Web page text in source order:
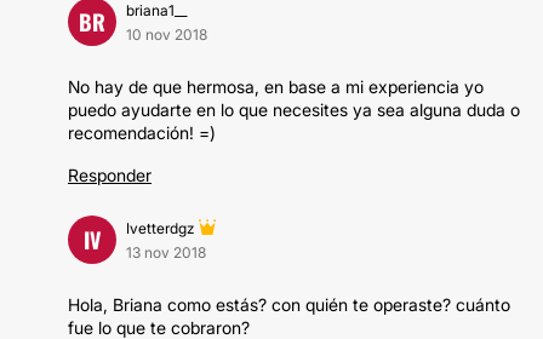
BR
briana1__
10 nov 2018
No hay de que hermosa, en base a mi experiencia yo
puedo ayudarte en lo que necesites ya sea alguna duda o
recomendación! =)
Responder
IV
Ivetterdgz
13 nov 2018
Hola, Briana como estás? con quién te operaste? cuánto
fue lo que te cobraron?